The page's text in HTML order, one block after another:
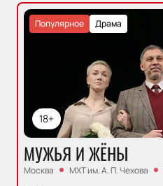
18+
Драма
Популярное
МУЖЬЯ И ЖЁНЫ
Москва МХТ им. А. П. Чехова